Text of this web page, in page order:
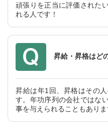
頑張りを正当に評価された
れる人です！
昇給・昇格はど
昇給は年1回、昇格はその
す。年功序列の会社ではな
事を与えられることもありま